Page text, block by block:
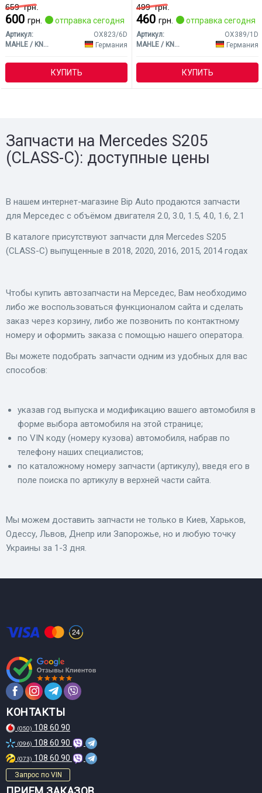
659грн.
600 грн. отправка сегодня
Артикул:
OX823/6D
MAHLE / KNECHT
Германия
КУПИТЬ
499грн.
460 грн. отправка сегодня
Артикул:
OX389/1D
MAHLE / KNECHT
Германия
КУПИТЬ
Запчасти на Mercedes S205
(CLASS-C): доступные цены
В нашем интернет-магазине Bip Auto продаются запчасти
для Мерседес с объёмом двигателя 2.0, 3.0, 1.5, 4.0, 1.6, 2.1
В каталоге присутствуют запчасти для Mercedes S205
(CLASS-C) выпущенные в 2018, 2020, 2016, 2015, 2014 годах
Чтобы купить автозапчасти на Мерседес, Вам необходимо
либо же воспользоваться функционалом сайта и сделать
заказ через корзину, либо же позвонить по контактному
номеру и оформить заказа с помощью нашего оператора.
Вы можете подобрать запчасти одним из удобных для вас
способов:
указав год выпуска и модификацию вашего автомобиля в
форме выбора автомобиля на этой странице;
по VIN коду (номеру кузова) автомобиля, набрав по
телефону наших специалистов;
по каталожному номеру запчасти (артикулу), введя его в
поле поиска по артикулу в верхней части сайта.
Мы можем доставить запчасти не только в Киев, Харьков,
Одессу, Львов, Днепр или Запорожье, но и любую точку
Украины за 1-3 дня.
КОНТАКТЫ
(050) 108 60 90
(096) 108 60 90
(073) 108 60 90
Запрос по VIN